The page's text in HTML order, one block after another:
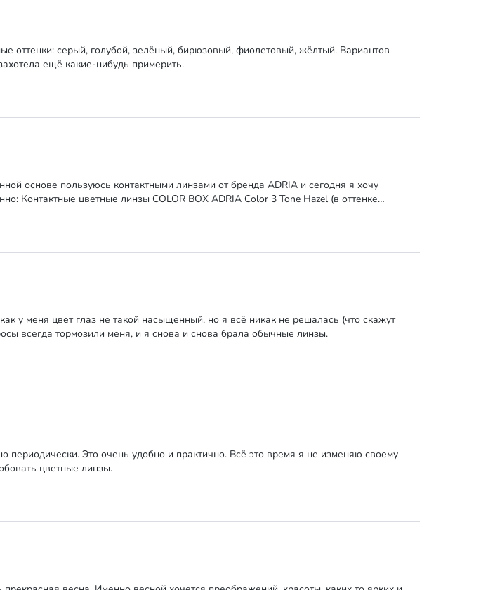
оттенки: серый, голубой, зелёный, бирюзовый, фиолетовый, жёлтый. Вариантов
ещё какие-нибудь примерить.
основе пользуюсь контактными линзами от бренда ADRIA и сегодня я хочу
Контактные цветные линзы COLOR BOX ADRIA Color 3 Tone Hazel (в оттенке…
у меня цвет глаз не такой насыщенный, но я всё никак не решалась (что скажут
всегда тормозили меня, и я снова и снова брала обычные линзы.
Это очень удобно и практично. Всё это время я не изменяю своему
цветные линзы.